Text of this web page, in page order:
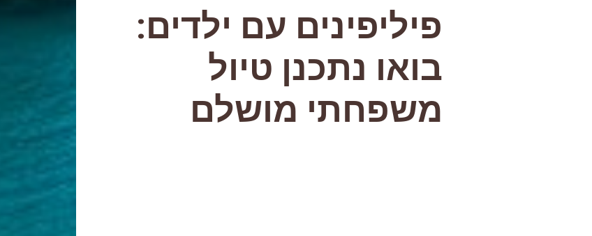
פיליפינים עם ילדים:
בואו נתכנן טיול
משפחתי מושלם